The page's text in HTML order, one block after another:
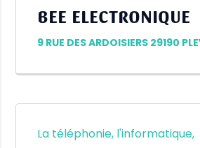
BEE ELECTRONIQUE
9 RUE DES ARDOISIERS 29190
La téléphonie, l'informatique,